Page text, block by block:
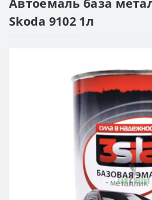
Автоемаль база
Skoda 9102 1л